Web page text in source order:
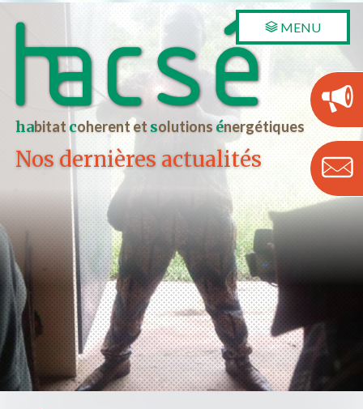
MENU
habitat coherent et solutionsénergétiques
Nos dernières actualités